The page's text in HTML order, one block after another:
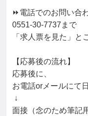
⏩電話でのお問い合
0551-30-7737まで
「求人票を見た」と
【応募後の流れ】
応募後に、
お電話orメールにて
面接（念のため筆記